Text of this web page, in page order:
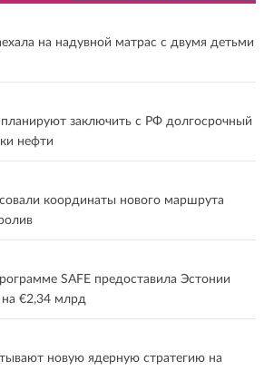
на надувной матрас с двумя детьми
заключить с РФ долгосрочный
нефти
координаты нового маршрута
SAFE предоставила Эстонии
€2,34 млрд
новую ядерную стратегию на